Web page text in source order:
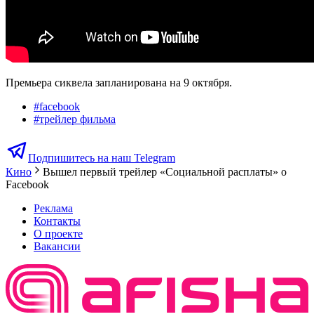
Премьера сиквела запланирована на 9 октября.
#facebook
#трейлер фильма
Подпишитесь на наш Telegram
Кино
Вышел первый трейлер «Социальной расплаты» о
Facebook
Реклама
Контакты
О проекте
Вакансии